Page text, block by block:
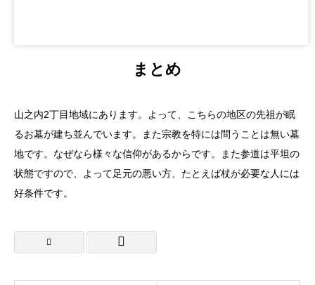
まとめ
山之内2丁目地域にあります。よって、こちらの地区の先祖が眠
るお墓が建ち並んでいます。また宗教を特には問うことは無い墓
地です。なぜなら様々な信仰があるからです。また参道は平坦の
状態ですので、よって足元の悪い方、たとえば杖が必要な人には
好条件です。